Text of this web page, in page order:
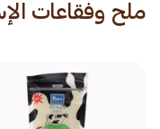
ملح وفقاعات